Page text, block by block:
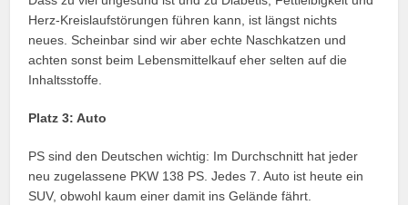
Herz-Kreislaufstörungen führen kann, ist längst nichts
neues. Scheinbar sind wir aber echte Naschkatzen und
achten sonst beim Lebensmittelkauf eher selten auf die
Inhaltsstoffe.
Platz 3: Auto
PS sind den Deutschen wichtig: Im Durchschnitt hat jeder
neu zugelassene PKW 138 PS. Jedes 7. Auto ist heute ein
SUV, obwohl kaum einer damit ins Gelände fährt.